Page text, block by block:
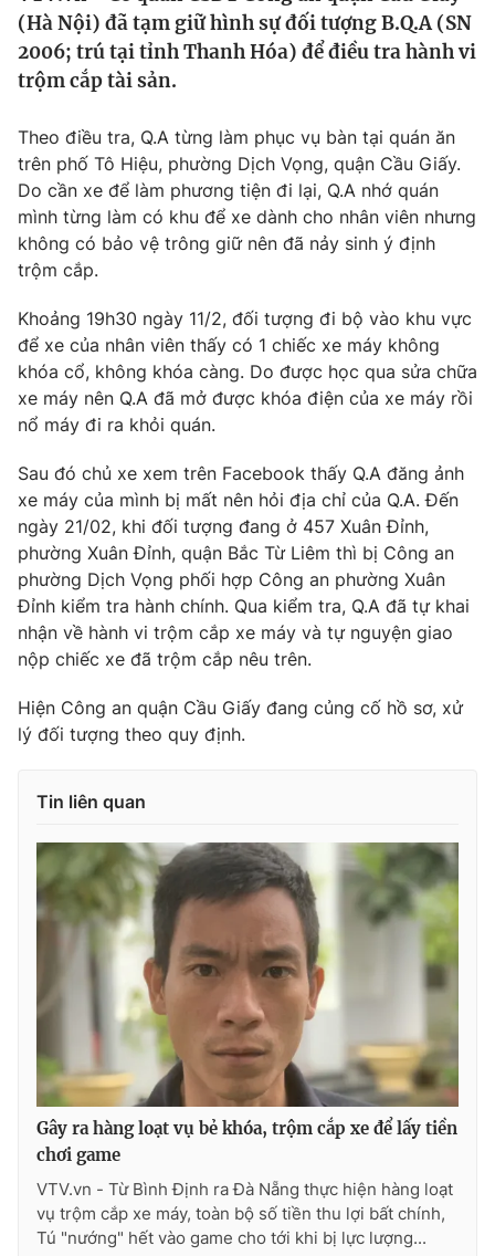
Thế giới
Tin tức
Câu chuyện quốc tế
Kinh tế
Tài chính
Thị trường
Góc doanh nghiệp
Dữ liệu và đời sống
Truyền hình
Phim VTV
Hậu trường
Nhân vật
Khán giả
Điện ảnh
Âm nhạc
Sao
Đời sống
Du lịch
Chất lượng cuộc sống
Giáo dục
Tuyển sinh
Học trực tuyến
Công nghệ
Hitech Công nghệ tương lai
Sản phẩm
Thị trường
Tư vấn
Giao lưu trực tuyến
Lịch phát sóng
Emagazine Podcast
Photo
Video Shorts video
VTV Money VTV Thể thao
VTV Sức khoẻ Bất động sản
Thị trường 24h Tấm lòng Việt
VTV4 Vươn mình bằng AI
VTV9 VTV8
Liên hệ tòa soạn English
(Hà Nội) đã tạm giữ hình sự đối tượng B.Q.A (SN
2006; trú tại tỉnh Thanh Hóa) để điều tra hành vi
trộm cắp tài sản.
Theo điều tra, Q.A từng làm phục vụ bàn tại quán ăn
trên phố Tô Hiệu, phường Dịch Vọng, quận Cầu Giấy.
Do cần xe để làm phương tiện đi lại, Q.A nhớ quán
mình từng làm có khu để xe dành cho nhân viên nhưng
không có bảo vệ trông giữ nên đã nảy sinh ý định
trộm cắp.
Khoảng 19h30 ngày 11/2, đối tượng đi bộ vào khu vực
để xe của nhân viên thấy có 1 chiếc xe máy không
khóa cổ, không khóa càng. Do được học qua sửa chữa
xe máy nên Q.A đã mở được khóa điện của xe máy rồi
nổ máy đi ra khỏi quán.
Sau đó chủ xe xem trên Facebook thấy Q.A đăng ảnh
xe máy của mình bị mất nên hỏi địa chỉ của Q.A. Đến
ngày 21/02, khi đối tượng đang ở 457 Xuân Đỉnh,
phường Xuân Đỉnh, quận Bắc Từ Liêm thì bị Công an
phường Dịch Vọng phối hợp Công an phường Xuân
Đỉnh kiểm tra hành chính. Qua kiểm tra, Q.A đã tự khai
nhận về hành vi trộm cắp xe máy và tự nguyện giao
nộp chiếc xe đã trộm cắp nêu trên.
Hiện Công an quận Cầu Giấy đang củng cố hồ sơ, xử
lý đối tượng theo quy định.
Tin liên quan
Gây ra hàng loạt vụ bẻ khóa, trộm cắp xe để lấy tiền
chơi game
VTV.vn - Từ Bình Định ra Đà Nẵng thực hiện hàng loạt
vụ trộm cắp xe máy, toàn bộ số tiền thu lợi bất chính,
Tú "nướng" hết vào game cho tới khi bị lực lượng...